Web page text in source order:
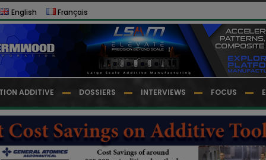
English Français
ADDITIVE DOSSIERS INTERVIEWS FOCUS